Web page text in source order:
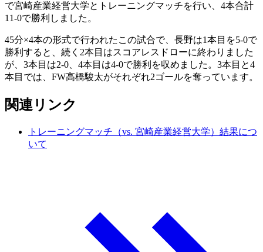
で宮崎産業経営大学とトレーニングマッチを行い、4本合計
11-0で勝利しました。
45分×4本の形式で行われたこの試合で、長野は1本目を5-0で
勝利すると、続く2本目はスコアレスドローに終わりました
が、3本目は2-0、4本目は4-0で勝利を収めました。3本目と4
本目では、FW高橋駿太がそれぞれ2ゴールを奪っています。
関連リンク
トレーニングマッチ（vs. 宮崎産業経営大学）結果につ
いて